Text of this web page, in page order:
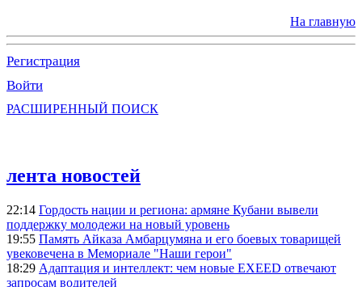
На главную
Регистрация
Войти
РАСШИРЕННЫЙ ПОИСК
лента новостей
22:14 Гордость нации и региона: армяне Кубани вывели
поддержку молодежи на новый уровень
19:55 Память Айказа Амбарцумяна и его боевых товарищей
увековечена в Мемориале "Наши герои"
18:29 Адаптация и интеллект: чем новые EXEED отвечают
запросам водителей